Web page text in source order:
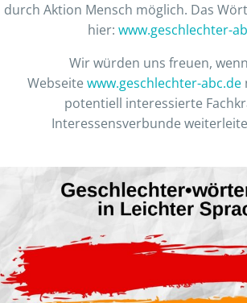
durch Aktion Mensch möglich. Das
hier: www.geschlechter-
Wir würden uns freuen,
Webseite www.geschlechter-abc.de
potentiell interessierte
Interessensverbunde